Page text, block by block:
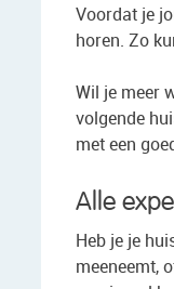
Voordat je
horen. Zo
Wil je meer
volgende
met een
Alle
Heb je je
meeneemt,